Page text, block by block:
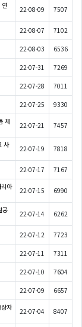
연
22-08-09 7507
22-08-07 7102
22-08-03 6536
22-07-31 7269
22-07-28 7011
22-07-25 9330
체
22-07-21 7457
사
22-07-19 7818
22-07-17 7167
아
22-07-15 6990
공
22-07-14 6262
22-07-12 7723
22-07-11 7311
22-07-10 7604
22-07-09 6657
자
22-07-04 8407